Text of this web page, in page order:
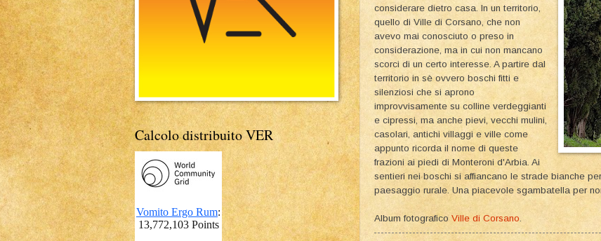
considerare dietro casa. In un territorio,
quello di Ville di Corsano, che non
avevo mai conosciuto o preso in
considerazione, ma in cui non mancano
scorci di un certo interesse. A partire dal
territorio in sè ovvero boschi fitti e
silenziosi che si aprono
improvvisamente su colline verdeggianti
e cipressi, ma anche pievi, vecchi mulini,
casolari, antichi villaggi e ville come
appunto ricorda il nome di queste
frazioni ai piedi di Monteroni d'Arbia. Ai
sentieri nei boschi si affiancano le strade bianche
paesaggio rurale. Una piacevole sgambatella per
Album fotografico Ville di Corsano
Calcolo distribuito VER